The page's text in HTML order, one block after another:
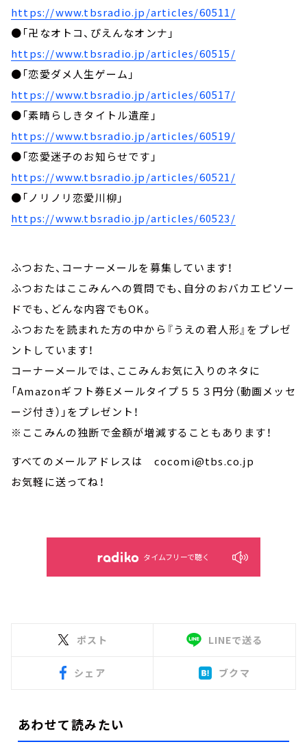
https://www.tbsradio.jp/articles/60511/
●「卍なオトコ、ぴえんなオンナ」
https://www.tbsradio.jp/articles/60515/
●「恋愛ダメ人生ゲーム」
https://www.tbsradio.jp/articles/60517/
●「素晴らしきタイトル遺産」
https://www.tbsradio.jp/articles/60519/
●「恋愛迷子のお知らせです」
https://www.tbsradio.jp/articles/60521/
●「ノリノリ恋愛川柳」
https://www.tbsradio.jp/articles/60523/
ふつおた、コーナーメールを募集しています！
ふつおたはここみんへの質問でも、自分のおバカエピソー
ドでも、どんな内容でもOK。
ふつおたを読まれた方の中から『うえの君人形』をプレゼ
ントしています！
コーナーメールでは、ここみんお気に入りのネタに
「Amazonギフト券Eメールタイプ５５３円分（動画メッセ
ージ付き）」をプレゼント！
※ここみんの独断で金額が増減することもあります！
すべてのメールアドレスは cocomi@tbs.co.jp
お気軽に送ってね！
タイムフリーで聴く
ポスト LINEで送る
シェア ブクマ
あわせて読みたい